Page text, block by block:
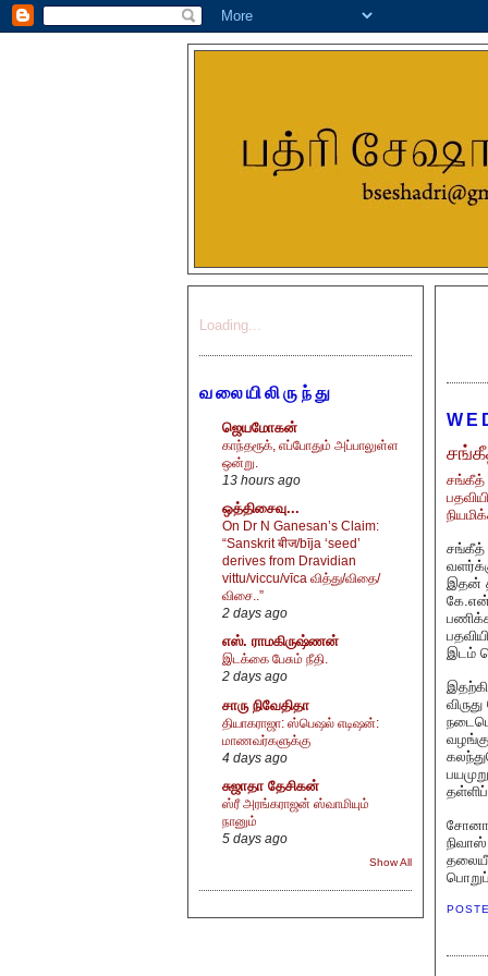
Loading...
வலையிலிருந்து
ஜெயமோகன்
காந்தரூக், எப்போதும் அப்பாலுள்ள
ஒன்று.
13 hours ago
ஒத்திசைவு...
On Dr N Ganesan’s Claim:
“Sanskrit बीज/bīja ‘seed’
derives from Dravidian
vittu/viccu/vīca வித்து/விதை/
விசை..”
2 days ago
எஸ். ராமகிருஷ்ணன்
இடக்கை பேசும் நீதி.
2 days ago
சாரு நிவேதிதா
தியாகராஜா: ஸ்பெஷல் எடிஷன்:
மாணவர்களுக்கு
4 days ago
சுஜாதா தேசிகன்
ஸ்ரீ அரங்கராஜன் ஸ்வாமியும்
நானும்
5 days ago
Show All
சங்கீத்
சங்கீத்
இதன்
இடம்